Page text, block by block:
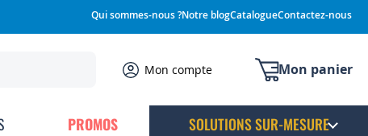
Qui sommes-nous ?Notre blogCatalogueContactez-nous
Mon panier
Mon compte
PROMOS SOLUTIONS SUR-MESURE